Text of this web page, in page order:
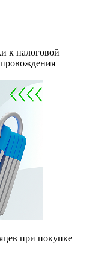
к налоговой
при покупке